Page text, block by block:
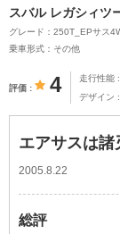
スバル レガシィツ
グレード：250T_EPサス
乗車形式：その他
評価 4 走行性能
デザイン
エアサスは
2005.8.22
総評